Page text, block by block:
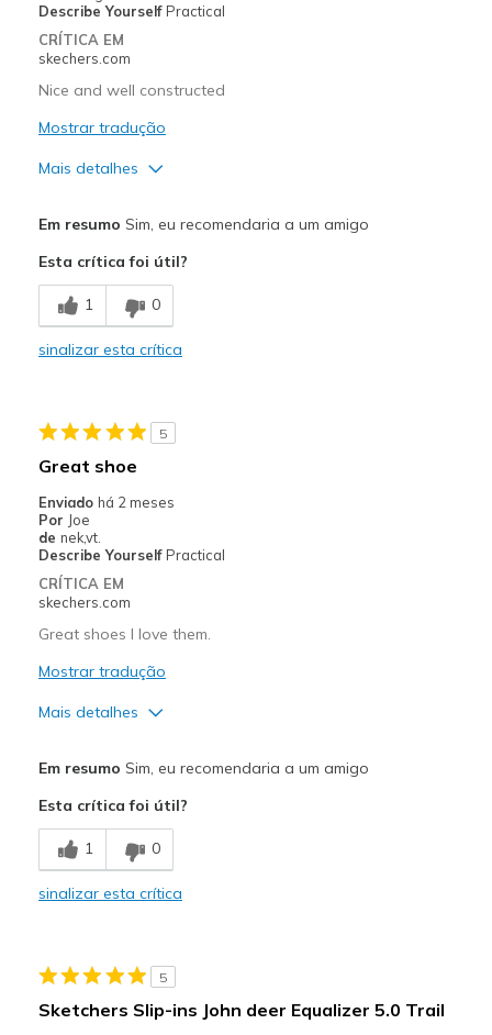
Sizing
Feels half size too big
View On Shoes
Describe Yourself Practical
CRÍTICA EM
skechers.com
Nice and well constructed
Mostrar tradução
Mais detalhes
Comfortable
Stylish
View On Shoes
Em resumo Sim, eu recomendaria a um amigo
Esta crítica foi útil?
1 0
sinalizar esta crítica
5
Great shoe
Enviado há 2 meses
Por Joe
de nek,vt.
Describe Yourself Practical
CRÍTICA EM
skechers.com
Great shoes I love them.
Mostrar tradução
Mais detalhes
Breathe Well
Comfortable
Em resumo Sim, eu recomendaria a um amigo
Esta crítica foi útil?
1 0
sinalizar esta crítica
5
Sketchers Slip-ins John deer Equalizer 5.0 Trail